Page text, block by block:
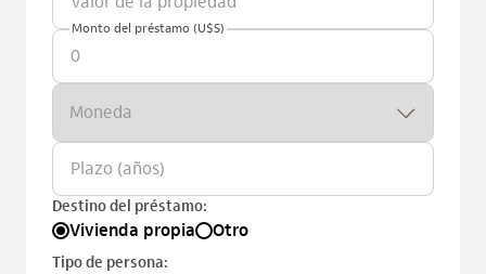
Monto del préstamo (U$S)
Moneda
Destino del préstamo:
Vivienda propia Otro
Tipo de persona: